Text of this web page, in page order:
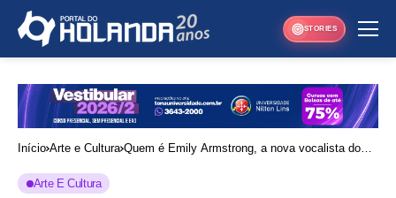
STORIES
Início Arte e Cultura Quem é Emily Armstrong, a nova vocalista do
Arte E Cultura